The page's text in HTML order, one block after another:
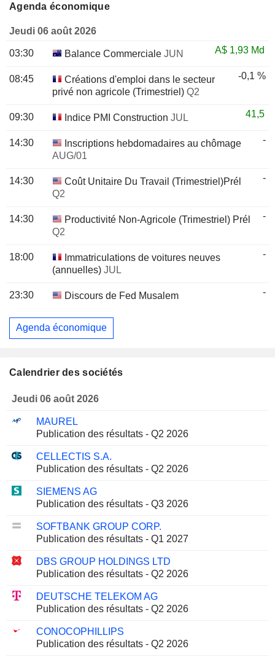
Agenda économique
Jeudi 06 août 2026
03:30 Balance Commerciale JUN A$ 1,93 Md
08:45
Créations d'emploi dans le secteur
privé non agricole (Trimestriel) Q2
-0,1 %
09:30 Indice PMI Construction JUL 41,5
14:30
Inscriptions hebdomadaires au chômage
AUG/01
-
14:30
Coût Unitaire Du Travail (Trimestriel)Prél
Q2
-
14:30
Productivité Non-Agricole (Trimestriel) Prél
Q2
-
18:00
Immatriculations de voitures neuves
(annuelles) JUL
-
23:30 Discours de Fed Musalem -
Agenda économique
Calendrier des sociétés
Jeudi 06 août 2026
MAUREL
Publication des résultats - Q2 2026
CELLECTIS S.A.
Publication des résultats - Q2 2026
SIEMENS AG
Publication des résultats - Q3 2026
SOFTBANK GROUP CORP.
Publication des résultats - Q1 2027
DBS GROUP HOLDINGS LTD
Publication des résultats - Q2 2026
DEUTSCHE TELEKOM AG
Publication des résultats - Q2 2026
CONOCOPHILLIPS
Publication des résultats - Q2 2026